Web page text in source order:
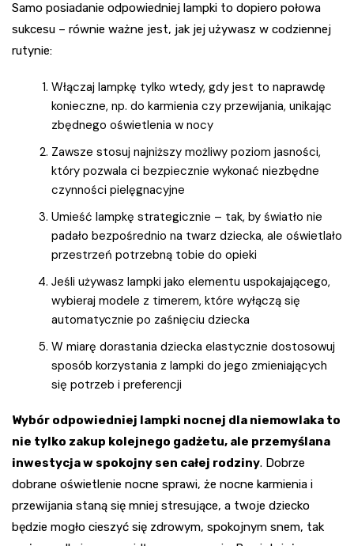
Samo posiadanie odpowiedniej lampki to dopiero połowa
sukcesu – równie ważne jest, jak jej używasz w codziennej
rutynie:
Włączaj lampkę tylko wtedy, gdy jest to naprawdę
konieczne, np. do karmienia czy przewijania, unikając
zbędnego oświetlenia w nocy
Zawsze stosuj najniższy możliwy poziom jasności,
który pozwala ci bezpiecznie wykonać niezbędne
czynności pielęgnacyjne
Umieść lampkę strategicznie – tak, by światło nie
padało bezpośrednio na twarz dziecka, ale oświetlało
przestrzeń potrzebną tobie do opieki
Jeśli używasz lampki jako elementu uspokajającego,
wybieraj modele z timerem, które wyłączą się
automatycznie po zaśnięciu dziecka
W miarę dorastania dziecka elastycznie dostosowuj
sposób korzystania z lampki do jego zmieniających
się potrzeb i preferencji
Wybór odpowiedniej lampki nocnej dla niemowlaka to
nie tylko zakup kolejnego gadżetu, ale przemyślana
inwestycja w spokojny sen całej rodziny. Dobrze
dobrane oświetlenie nocne sprawi, że nocne karmienia i
przewijania staną się mniej stresujące, a twoje dziecko
będzie mogło cieszyć się zdrowym, spokojnym snem, tak